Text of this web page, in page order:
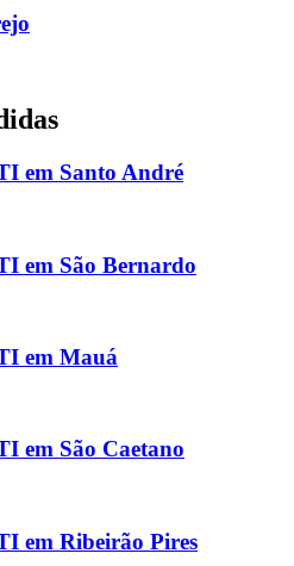
em Santo André
em São Bernardo
em Mauá
em São Caetano
em Ribeirão Pires